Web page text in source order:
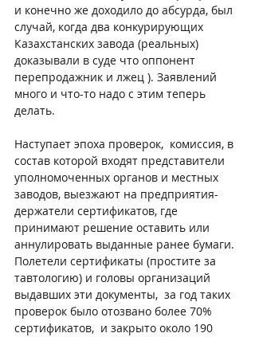
и конечно же доходило до абсурда, был
случай, когда два конкурирующих
Казахстанских завода (реальных)
доказывали в суде что оппонент
перепродажник и лжец ). Заявлений
много и что-то надо с этим теперь
делать.
Наступает эпоха проверок,  комиссия, в
состав которой входят представители
уполномоченных органов и местных
заводов, выезжают на предприятия-
держатели сертификатов, где
принимают решение оставить или
аннулировать выданные ранее бумаги.
Полетели сертификаты (простите за
тавтологию) и головы организаций
выдавших эти документы,  за год таких
проверок было отозвано более 70%
сертификатов,  и закрыто около 190